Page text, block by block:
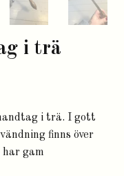
i trä
i trä. I gott
finns över
gam